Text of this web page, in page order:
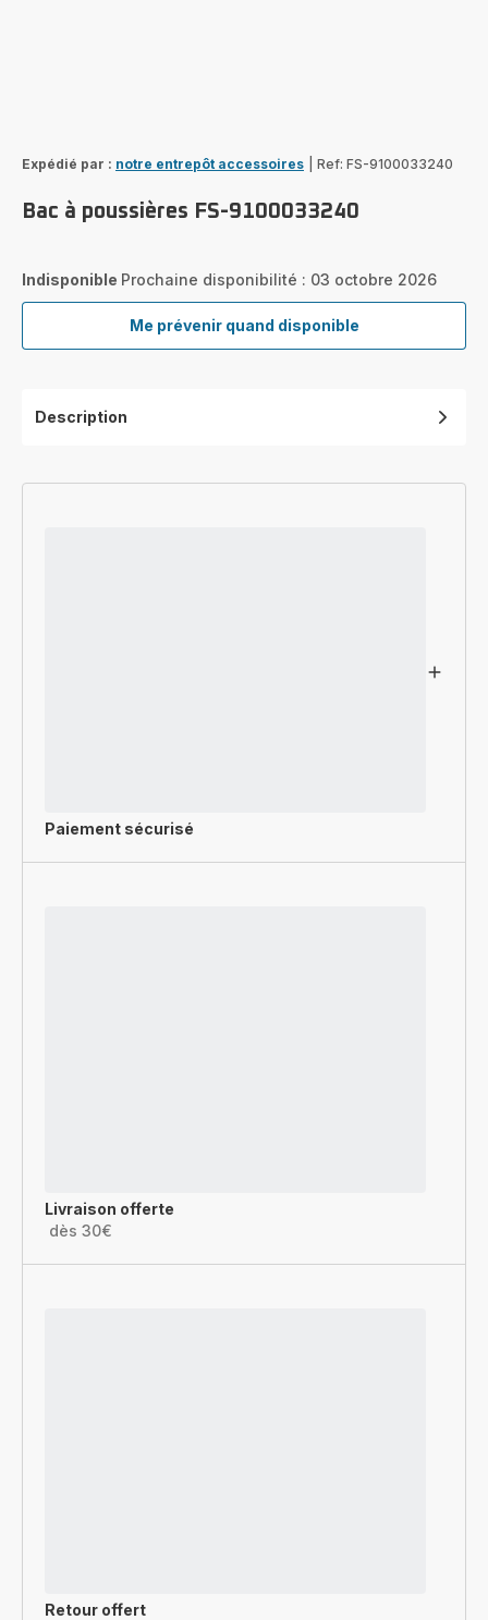
Expédié par : notre entrepôt accessoires Ref: FS-9100033240
Bac à poussières FS-9100033240
Indisponible Prochaine disponibilité : 03 octobre 2026
Me prévenir quand disponible
Bac
à
Description
Paiement sécurisé
Livraison offerte
dès 30€
Retour offert